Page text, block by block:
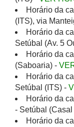
Horário da
(ITS), via
Horário da
Setúbal (Av. 5
Horário da
(Saboaria) -
Horário da
Setúbal (ITS) -
Horário da
- Setúbal
Horário da